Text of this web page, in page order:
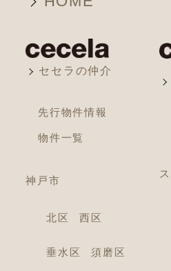
セセラの仲介
先行物件情報
物件一覧
神戸市
北区 西区
垂水区 須磨区
ス